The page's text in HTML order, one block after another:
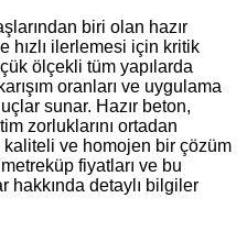
biri olan hazır
hızlı ilerlemesi için kritik
ölçekli tüm yapılarda
oranları ve uygulama
sunar. Hazır beton,
zorluklarını ortadan
kaliteli ve homojen bir çözüm
fiyatları ve bu
hakkında detaylı bilgiler